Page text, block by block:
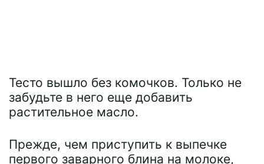
Тесто вышло без комочков. Только не
забудьте в него еще добавить
растительное масло.
Прежде, чем приступить к выпечке
первого заварного блина на молоке,